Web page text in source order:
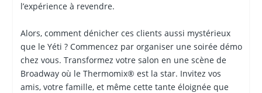
l’expérience à revendre.
Alors, comment dénicher ces clients aussi mystérieux
que le Yéti ? Commencez par organiser une soirée démo
chez vous. Transformez votre salon en une scène de
Broadway où le Thermomix® est la star. Invitez vos
amis, votre famille, et même cette tante éloignée que